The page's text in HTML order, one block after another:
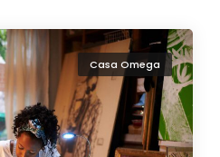
Casa Omega